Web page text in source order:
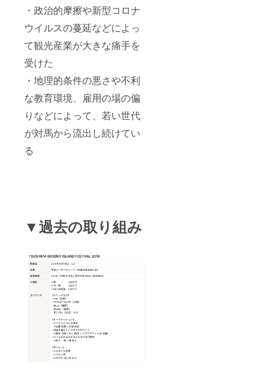
・政治的摩擦や新型コロナ
ウイルスの蔓延などによっ
て観光産業が大きな痛手を
受けた
・地理的条件の悪さや不利
な教育環境、雇用の場の偏
りなどによって、若い世代
が対馬から流出し続けてい
る
▼過去の取り組み